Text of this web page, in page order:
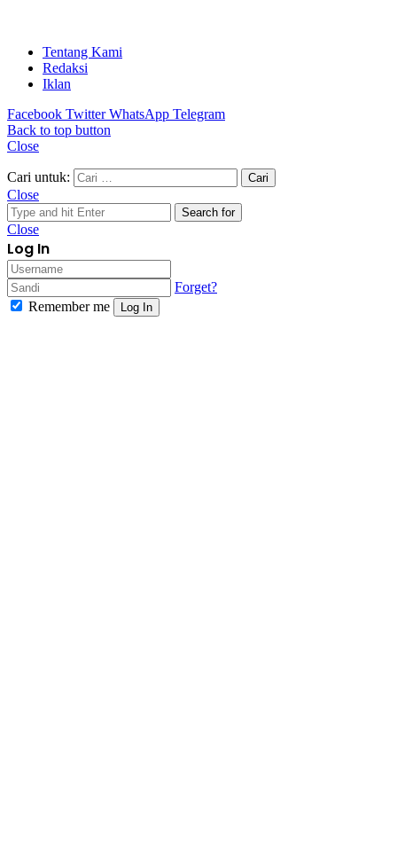
Tentang Kami
Redaksi
Iklan
Facebook Twitter WhatsApp Telegram
Back to top button
Close
Cari untuk:
Close
Search for
Close
Log In
Forget?
Remember me
Log In